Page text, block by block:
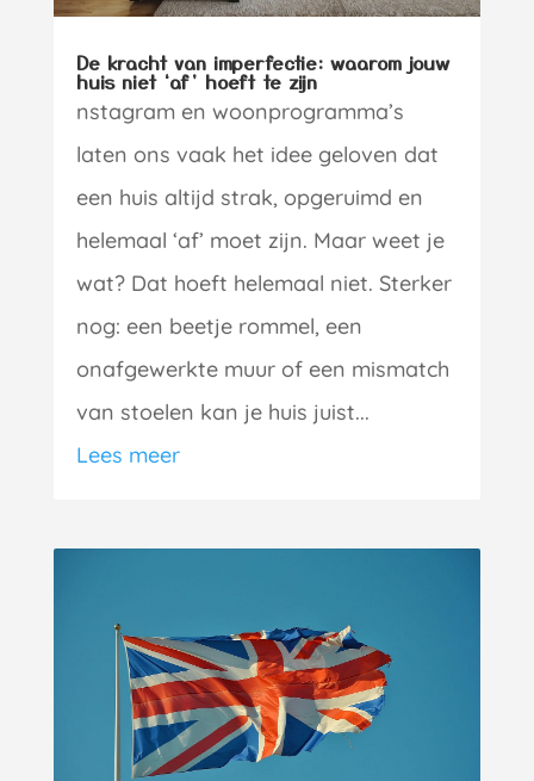
De kracht van imperfectie: waarom jouw
huis niet ‘af’ hoeft te zijn
nstagram en woonprogramma’s
laten ons vaak het idee geloven dat
een huis altijd strak, opgeruimd en
helemaal ‘af’ moet zijn. Maar weet je
wat? Dat hoeft helemaal niet. Sterker
nog: een beetje rommel, een
onafgewerkte muur of een mismatch
van stoelen kan je huis juist...
Lees meer